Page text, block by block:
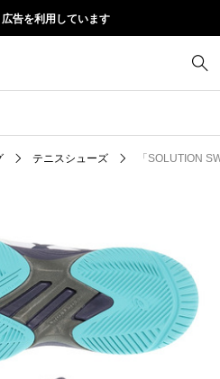
告を利用しています
テニスシューズ 「SOLUTION